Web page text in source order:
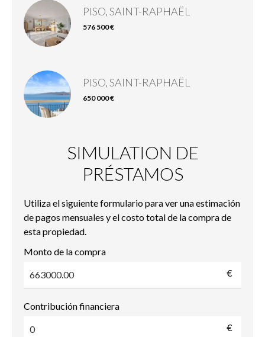
PISO, SAINT-RAPHAËL
576 500 €
PISO, SAINT-RAPHAËL
650 000 €
SIMULATION DE
PRÉSTAMOS
Utiliza el siguiente formulario para ver una estimación
de pagos mensuales y el costo total de la compra de
esta propiedad.
Monto de la compra
€
Contribución financiera
€